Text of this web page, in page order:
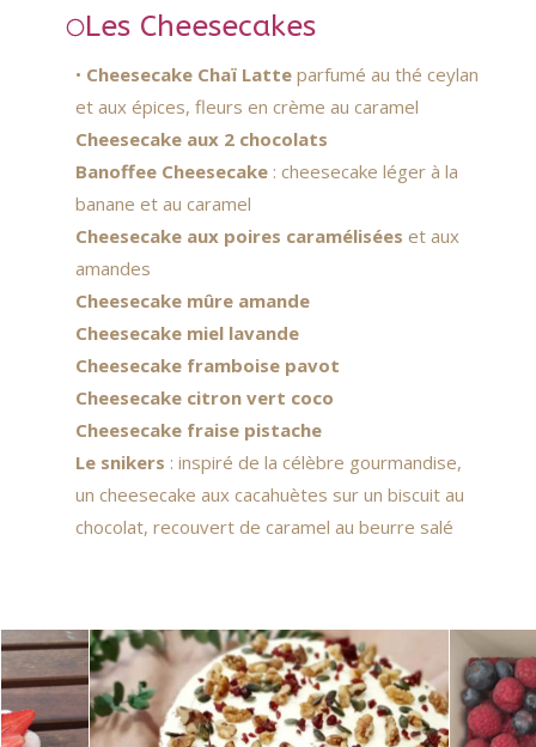
Les Cheesecakes
• Cheesecake Chaï Latteparfumé au thé ceylan
et aux épices, fleurs en crème au caramel
Cheesecake aux 2 chocolats
Banoffee Cheesecake: cheesecake léger à la
banane et au caramel
Cheesecake aux poires caramélisées et aux
amandes
Cheesecake mûre amande
Cheesecake miel lavande
Cheesecake framboise pavot
Cheesecake citron vert coco
Cheesecake fraise pistache
Le snikers : inspiré de la célèbre gourmandise,
un cheesecake aux cacahuètes sur un biscuit au
chocolat, recouvert de caramel au beurre salé